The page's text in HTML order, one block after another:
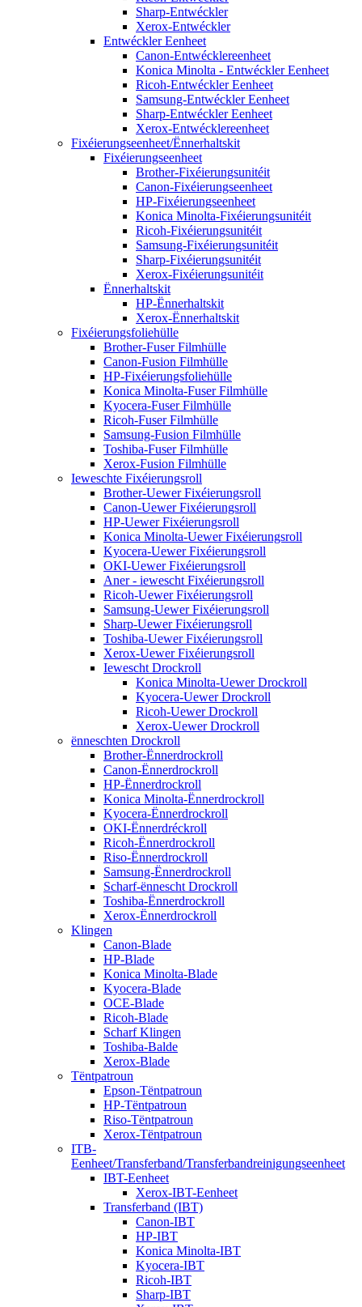
Sharp-Entwéckler
Xerox-Entwéckler
Entwéckler Eenheet
Canon-Entwécklereenheet
Konica Minolta - Entwéckler Eenheet
Ricoh-Entwéckler Eenheet
Samsung-Entwéckler Eenheet
Sharp-Entwéckler Eenheet
Xerox-Entwécklereenheet
Fixéierungseenheet/Ënnerhaltskit
Fixéierungseenheet
Brother-Fixéierungsunitéit
Canon-Fixéierungseenheet
HP-Fixéierungseenheet
Konica Minolta-Fixéierungsunitéit
Ricoh-Fixéierungsunitéit
Samsung-Fixéierungsunitéit
Sharp-Fixéierungsunitéit
Xerox-Fixéierungsunitéit
Ënnerhaltskit
HP-Ënnerhaltskit
Xerox-Ënnerhaltskit
Fixéierungsfoliehülle
Brother-Fuser Filmhülle
Canon-Fusion Filmhülle
HP-Fixéierungsfoliehülle
Konica Minolta-Fuser Filmhülle
Kyocera-Fuser Filmhülle
Ricoh-Fuser Filmhülle
Samsung-Fusion Filmhülle
Toshiba-Fuser Filmhülle
Xerox-Fusion Filmhülle
Ieweschte Fixéierungsroll
Brother-Uewer Fixéierungsroll
Canon-Uewer Fixéierungsroll
HP-Uewer Fixéierungsroll
Konica Minolta-Uewer Fixéierungsroll
Kyocera-Uewer Fixéierungsroll
OKI-Uewer Fixéierungsroll
Aner - iewescht Fixéierungsroll
Ricoh-Uewer Fixéierungsroll
Samsung-Uewer Fixéierungsroll
Sharp-Uewer Fixéierungsroll
Toshiba-Uewer Fixéierungsroll
Xerox-Uewer Fixéierungsroll
Iewescht Drockroll
Konica Minolta-Uewer Drockroll
Kyocera-Uewer Drockroll
Ricoh-Uewer Drockroll
Xerox-Uewer Drockroll
ënneschten Drockroll
Brother-Ënnerdrockroll
Canon-Ënnerdrockroll
HP-Ënnerdrockroll
Konica Minolta-Ënnerdrockroll
Kyocera-Ënnerdrockroll
OKI-Ënnerdréckroll
Ricoh-Ënnerdrockroll
Riso-Ënnerdrockroll
Samsung-Ënnerdrockroll
Scharf-ënnescht Drockroll
Toshiba-Ënnerdrockroll
Xerox-Ënnerdrockroll
Klingen
Canon-Blade
HP-Blade
Konica Minolta-Blade
Kyocera-Blade
OCE-Blade
Ricoh-Blade
Scharf Klingen
Toshiba-Balde
Xerox-Blade
Tëntpatroun
Epson-Tëntpatroun
HP-Tëntpatroun
Riso-Tëntpatroun
Xerox-Tëntpatroun
ITB-
Eenheet/Transferband/Transferbandreinigungseenheet
IBT-Eenheet
Xerox-IBT-Eenheet
Transferband (IBT)
Canon-IBT
HP-IBT
Konica Minolta-IBT
Kyocera-IBT
Ricoh-IBT
Sharp-IBT